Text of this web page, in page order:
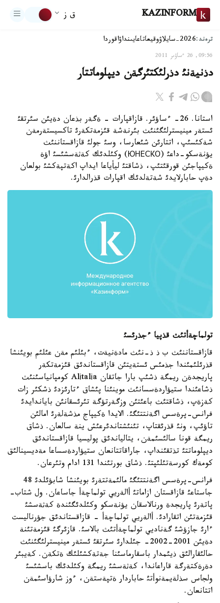
KAZINFORM ق ز
ترەند:2026-سايلاۋ وقيعاتاعايىنداۋاقوردا
09:56, 26 ءساۋىر 2011
دذنيةنئ دذرلئكتئرگةن ديپلوماتتار
استانا. 26- ءساؤئر. قازاقپارات - ةگةر بذعان دةيئن سئرتقئ
ئستةر مينيسترلئگئنئث بئرنةشة قئزمةتكةرئ تاكسيستةرمةن
شةكئسئپ، اتتارئن شئعارسا، وسئ جولئ قازاقستاننئث
يؤنةسكو-داعئ (ЮНЕСКО) وكئلدئك كةثةسشئسئ اؤة
ةكيپاجئن قورقئتئپ، ذشاقتئ ليأياعا ايداپ اكةتپةكشئ بولعان
دةپ حابارلايدئ شةتةلدئك اقپارات قذرالدارئ.
تولماچةأتئث قذپيا ءجذرئسئ
قازاقستاننئث ب ذ ذ-نئث مادةنيةت، ءبئلئم مةن عئلئم بويئنشا
قذرئلئمئندا جذمئس ئستةيتئن قازاقستاندئق قئزمةتكةر
پاريجدةن ريمگة ذشئپ بارا جاتقان Alіtalіa كومپانياسئنئث
ذشاعئندا ستيؤاردةسسانئث موينئنا پئشاق ءتارئزدئ ذشكئر زات
كةزةپ، ذشاقتئث باعئتئن وزگةرتؤگة تئرئسقانئن باياندايدئ
فرانس-پرةسس اگةنتتئگئ. الايدا ةكيپاج مذشةلةرئ امالئن
تاؤئپ، ونئ قذرئقتاپ، تئنئشتاندئرعئش ينة سالعان. ذشاق
ريمگة قونا سالئسئمةن، يتالياندئق پوليسيا قازاقستاندئق
ديپلوماتتئ تذتقئنداپ، جاراقاتتانعان ستيؤاردةسساعا مةديسينالئق
كومةك كورسةتئلئپتئ. ذشاق بورتئندا 131 ادام وتئرعان.
فرانس-پرةسس اگةنتتئگئ مالئمةتتةرئ بويئنشا شابؤئلدئ 48
جاستاعئ قازاقستان ازاماتئ أالةريي تولماچةأ جاساعان. ول شتاب-
پاتةرئ پاريجدة ورنالاسقان يؤنةسكو وكئلدئگئندة كةثةسشئ
قئزمةتئن اتقارادئ. أالةريي تولماچةأ - قازاقستاندئق جؤرناليست
ءارئ جازؤشئ گةناديي تولماچةأتئث بالاسئ. قازئرگئ قئزمةتئنة
دةيئن 2001-2002- جئلدارئ سئرتقئ ئستةر مينيسترلئگئنئث
حالئقارالئق ذيئمدار باسقارماسئنا جةتةكشئلئك ةتكةن. كةيبئر
دةرةكتةرگة قاراعاندا، كةثةسشئ ريمگة وكئلدئك باسشئسئ
ولجاس سذلةيمةنوأتئ حاباردار ةتپةستةن، ءوز شارؤاسئمةن
اتتانعان.